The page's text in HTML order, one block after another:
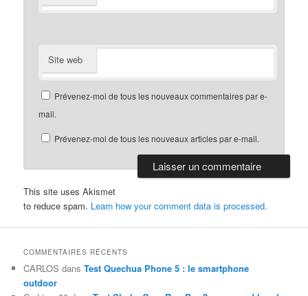
Site web
Prévenez-moi de tous les nouveaux commentaires par e-
mail.
Prévenez-moi de tous les nouveaux articles par e-mail.
This site uses Akismet
to reduce spam. Learn how your comment data is processed.
COMMENTAIRES RÉCENTS
CARLOS dansTest Quechua Phone 5 : le smartphone
outdoor